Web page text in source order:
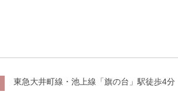
東急大井町線・池上線「旗の台」駅徒歩4分